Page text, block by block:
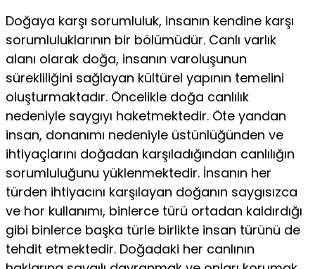
Doğaya karşı sorumluluk, insanın kendine karşı
sorumluluklarının bir bölümüdür. Canlı varlık
alanı olarak doğa, insanın varoluşunun
sürekliliğini sağlayan kültürel yapının temelini
oluşturmaktadır. Öncelikle doğa canlılık
nedeniyle saygıyı haketmektedir. Öte yandan
insan, donanımı nedeniyle üstünlüğünden ve
ihtiyaçlarını doğadan karşıladığından canlılığın
sorumluluğunu yüklenmektedir. İnsanın her
türden ihtiyacını karşılayan doğanın saygısızca
ve hor kullanımı, binlerce türü ortadan kaldırdığı
gibi binlerce başka türle birlikte insan türünü de
tehdit etmektedir. Doğadaki her canlının